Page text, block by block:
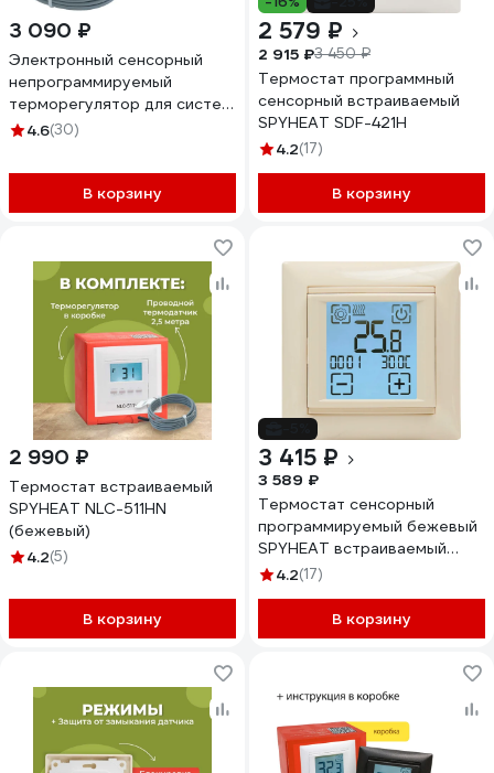
3 090 ₽
Электронный сенсорный
непрограммируемый
терморегулятор для систем
нагрева SPYHEAT ( +15с-
4.6(30)
В корзину
2 579 ₽
2 915 ₽3 450 ₽
Термостат программный
сенсорный встраиваемый
SPYHEAT SDF-421H
4.2(17)
В корзину
2 990 ₽
Термостат встраиваемый
SPYHEAT NLC-511HN
(бежевый)
4.2(5)
В корзину
3 415 ₽
3 589 ₽
Термостат сенсорный
программируемый бежевый
SPYHEAT встраиваемый
SDF-421Hбеж SDF-421H
4.2(17)
В корзину